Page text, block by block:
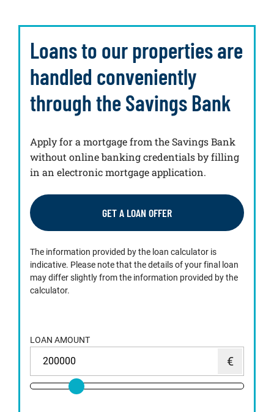
Loans to our properties are
handled conveniently
through the Savings Bank
Apply for a mortgage from the Savings Bank
without online banking credentials by filling
in an electronic mortgage application.
GET A LOAN OFFER
The information provided by the loan calculator is
indicative. Please note that the details of your final loan
may differ slightly from the information provided by the
calculator.
LOAN AMOUNT